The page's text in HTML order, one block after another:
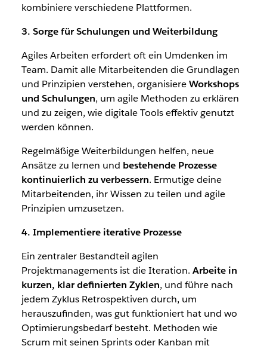
kombiniere verschiedene Plattformen.
3. Sorge für Schulungen und Weiterbildung
Agiles Arbeiten erfordert oft ein Umdenken im
Team. Damit alle Mitarbeitenden die Grundlagen
und Prinzipien verstehen, organisiereWorkshops
und Schulungen, um agile Methoden zu erklären
und zu zeigen, wie digitale Tools effektiv genutzt
werden können.
Regelmäßige Weiterbildungen helfen, neue
Ansätze zu lernen und bestehende Prozesse
kontinuierlich zu verbessern. Ermutige deine
Mitarbeitenden, ihr Wissen zu teilen und agile
Prinzipien umzusetzen.
4. Implementiere iterative Prozesse
Ein zentraler Bestandteil agilen
Projektmanagements ist die Iteration. Arbeite in
kurzen, klar definierten Zyklen, und führe nach
jedem Zyklus Retrospektiven durch, um
herauszufinden, was gut funktioniert hat und wo
Optimierungsbedarf besteht. Methoden wie
Scrum mit seinen Sprints oder Kanban mit